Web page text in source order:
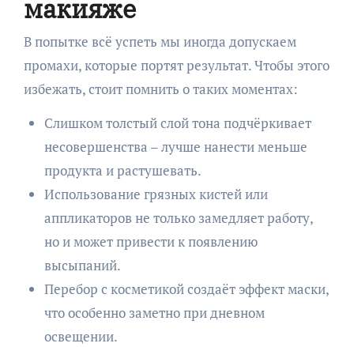
макияже
В попытке всё успеть мы иногда допускаем
промахи, которые портят результат. Чтобы этого
избежать, стоит помнить о таких моментах:
Слишком толстый слой тона подчёркивает
несовершенства – лучше нанести меньше
продукта и растушевать.
Использование грязных кистей или
аппликаторов не только замедляет работу,
но и может привести к появлению
высыпаний.
Перебор с косметикой создаёт эффект маски,
что особенно заметно при дневном
освещении.